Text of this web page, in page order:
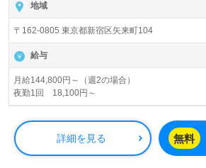
地域
〒162-0805 東京都新宿区矢来町104
給与
月給144,800円～（週2の場合）
夜勤1回 18,100円～
詳細を見る 無料